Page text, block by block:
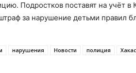
Подростков поставят на учёт
за нарушение детьми правил
нарушения Новости полиция